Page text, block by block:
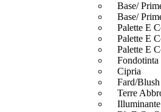
Base/
Base/
Palette E
Palette E
Palette E
Fondotinta
Cipria
Fard/Blush
Terre